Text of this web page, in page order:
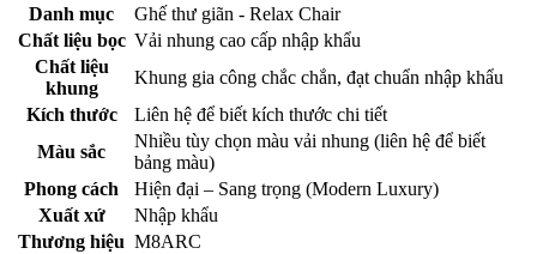
Danh mục
Ghế thư giãn - Relax Chair
Chất liệu bọc Vải nhung cao cấp nhập khẩu
Chất liệu
khung
Khung gia công chắc chắn, đạt chuẩn nhập khẩu
Kích thước
Liên hệ để biết kích thước chi tiết
Màu sắc
Nhiều tùy chọn màu vải nhung (liên hệ để biết
bảng màu)
Phong cách
Hiện đại – Sang trọng (Modern Luxury)
Xuất xứ
Nhập khẩu
Thương hiệu M8ARC